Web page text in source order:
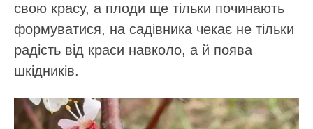
свою красу, а плоди ще тільки починають
формуватися, на садівника чекає не тільки
радість від краси навколо, а й поява
шкідників.